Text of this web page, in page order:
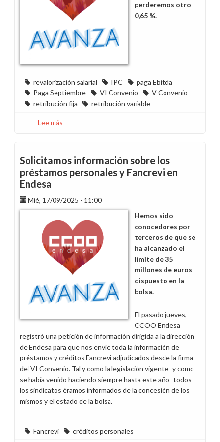
perderemos otro
0,65 %.
revalorización salarial IPC
paga Ebitda
Paga Septiembre
VI Convenio
V Convenio
retribución fija
retribución variable
Lee más
perdemos
poder
adquisitivo
Solicitamos información sobre los
préstamos personales y Fancrevi en
Endesa
Mié, 17/09/2025 - 11:00
Hemos sido
conocedores por
terceros de que se
ha alcanzado el
límite de 35
millones de euros
dispuesto en la
bolsa.
El pasado jueves,
CCOO Endesa
registró una petición de información dirigida a la dirección
de Endesa para que nos envíe toda la información de
préstamos y créditos Fancrevi adjudicados desde la firma
del VI Convenio. Tal y como la legislación vigente -y como
se había venido haciendo siempre hasta este año- todos
los sindicatos éramos informados de la concesión de los
mismos y el estado de la bolsa.
Fancrevi créditos personales